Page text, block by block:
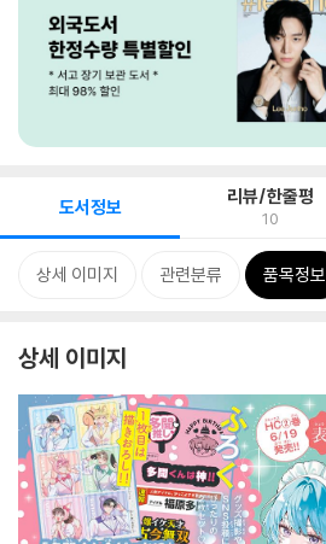
도서정보 리뷰/한줄평
10
상세 이미지 관련분류 품목정보
상세 이미지